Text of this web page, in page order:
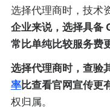
选择代理商时，技术
企业来说，选择具备
常比单纯比较服务费
选择代理商时，查验
率比查看官网宣传更
权归属。